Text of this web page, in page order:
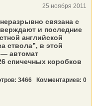
25 ноября 2011
связана с
и последние
английской
ствола”, в этой
автомат
спичечных коробков
3466 Комментариев: 0